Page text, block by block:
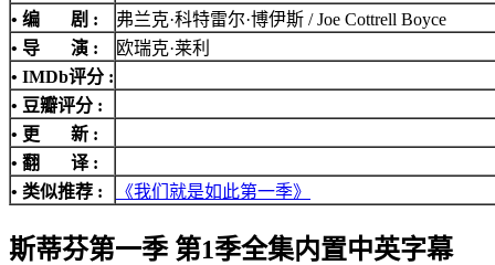
• 编 剧 :
弗兰克·科特雷尔·博伊斯 / Joe Cottrell Boyce
• 导 演 :
欧瑞克·莱利
• IMDb评分 :
• 豆瓣评分 :
• 更 新 :
• 翻 译 :
• 类似推荐 :
《我们就是如此第一季》
斯蒂芬第一季 第1季全集内置中英字幕